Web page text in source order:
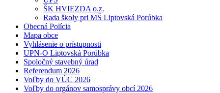
ŠK HVIEZDA o.z.
Rada školy pri MŠ Liptovská Porúbka
Obecná Polícia
Mapa obce
Vyhlásenie o prístupnosti
UPN-O Liptovská Porúbka
Spoločný stavebný úrad
Referendum 2026
Voľby do VÚC 2026
Voľby do orgánov samosprávy obcí 2026